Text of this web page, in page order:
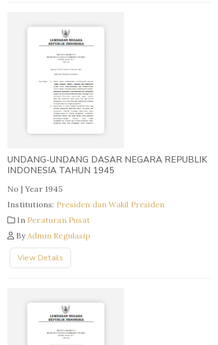
UNDANG-UNDANG DASAR NEGARA REPUBLIK
INDONESIA TAHUN 1945
No | Year 1945
Institutions: Presiden dan Wakil Presiden
In Peraturan Pusat
ByAdmin Regulasip
View Details